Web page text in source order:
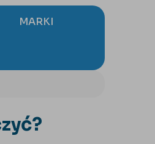
MARKI